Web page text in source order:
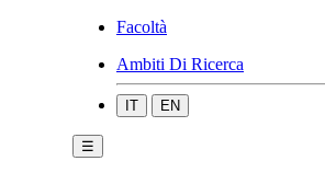
Facoltà
Ambiti Di Ricerca
IT EN
☰